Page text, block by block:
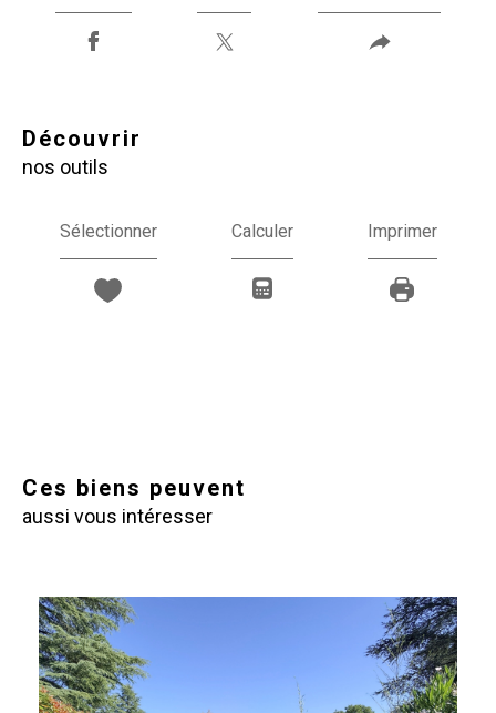
découvrir
nos outils
Sélectionner Calculer Imprimer
Ces biens peuvent
aussi vous intéresser